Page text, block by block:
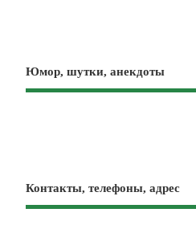
Юмор, шутки, анекдоты
Контакты, телефоны, адрес